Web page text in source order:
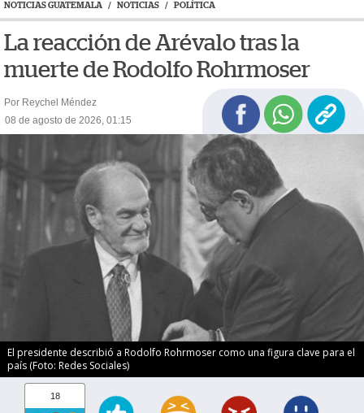
NOTICIAS GUATEMALA / NOTICIAS / POLÍTICA
La reacción de Arévalo tras la
muerte de Rodolfo Rohrmoser
Por Reychel Méndez
08 de agosto de 2026, 01:15
El presidente describió a Rodolfo Rohrmoser como una figura clave para el
país (Foto: Redes Sociales)
18